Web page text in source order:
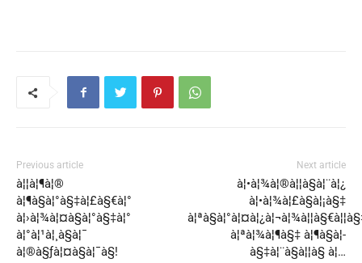
Previous article
à¦¦à¦¶à¦®
à¦¶à§à¦°à§‡à¦£à§€à¦°
à¦›à¦¾à¦¤à§à¦°à§‡à¦°
à¦°à¦¹à¦¸à§à¦¯
à¦®à§ƒà¦¤à§à¦¯à§!
Next article
à¦•à¦¾à¦®à¦¦à§à¦¨à¦¿
à¦•à¦¾à¦£à§à¦¡à§‡
à¦ªà¦¾à¦¶à§‡ à¦¶à§à¦­
à§‡à¦¨à§à¦¦à§ à¦…